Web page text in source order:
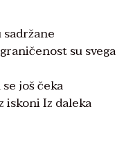
su svega
još čeka
iskoni Iz daleka